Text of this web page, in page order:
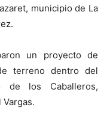
municipio de La
un proyecto de
terreno dentro del
de los Caballeros,